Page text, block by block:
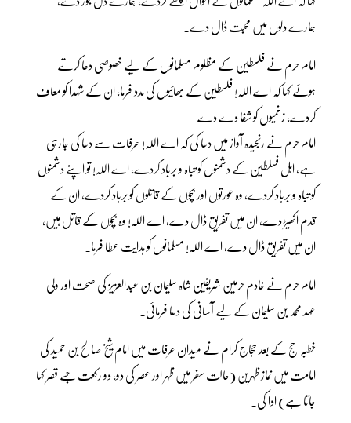
ہمارے دلوں میں محبت ڈال دے۔
امام حرم نے فلسطین کے مظلوم مسلمانوں کے لیے خصوصی دعا کرتے
ہوئے کہا کہ اے اللہ! فلسطین کے بھائیوں کی مدد فرما، ان کے شہدا کو معاف
کردے، زخمیوں کو شفا دے دے۔
امام حرم نے رنجیدہ آواز میں دعا کی کہ اے اللہ! عرفات سے دعا کی جارہی
ہے، اہل فسلطین کے دشمنوں کو تباہ و برباد کردے، اے اللہ! تو اپنے دشمنوں
کو تباہ و برباد کردے، وہ عورتوں اور بچوں کے قاتلوں کو برباد کردے، ان کے
قدم اکھیڑ دے، ان میں تفریق ڈال دے، اے اللہ! وہ بچوں کے قاتل ہیں،
ان میں تفریق ڈال دے، اے اللہ! مسلمانوں کو ہدایت عطا فرما۔
امام حرم نے خادم حرمین شریفین شاہ سلیمان بن عبدالعزیز کی صحت اور ولی
عہد محمد بن سلیمان کے لیے آسانی کی دعا فرمائی۔
خطبہ حج کے بعد حجاج کرام نے میدان عرفات میں امام شیخ صالح بن حمید کی
امامت میں نماز ظہرین (حالت سفر میں ظہر اور عصر کی دو، دو رکعت جسے قصر کہا
جاتا ہے) ادا کی۔